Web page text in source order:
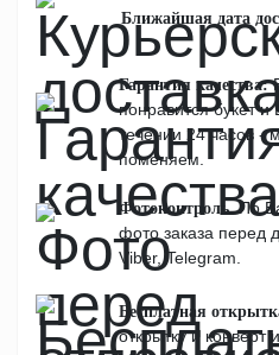
Ближайшая дата
Гарантия качества:
понравится букет
течении 24 часов -
поменяем.
Фотоконтроль.По
фото заказа перед
Viber, Telegram.
Бесплатная
открытку и конверт